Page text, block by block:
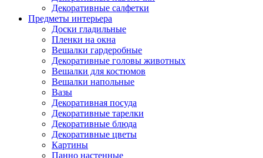
Декоративные салфетки
Предметы интерьера
Доски гладильные
Пленки на окна
Вешалки гардеробные
Декоративные головы животных
Вешалки для костюмов
Вешалки напольные
Вазы
Декоративная посуда
Декоративные тарелки
Декоративные блюда
Декоративные цветы
Картины
Панно настенные